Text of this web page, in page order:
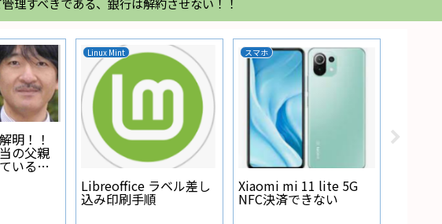
明！！
の父親
いる人
Linux Mint
Libreoffice ラベル差し
込み印刷手順
スマホ
Xiaomi mi 11 lite 5G
NFC決済できない